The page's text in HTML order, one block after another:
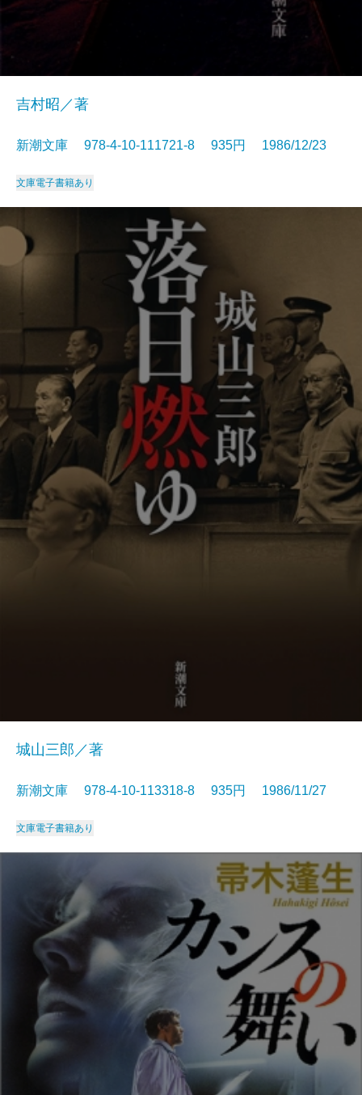
吉村昭／著
新潮文庫 978-4-10-111721-8 935円 1986/12/23
文庫電子書籍あり
城山三郎／著
新潮文庫 978-4-10-113318-8 935円 1986/11/27
文庫電子書籍あり